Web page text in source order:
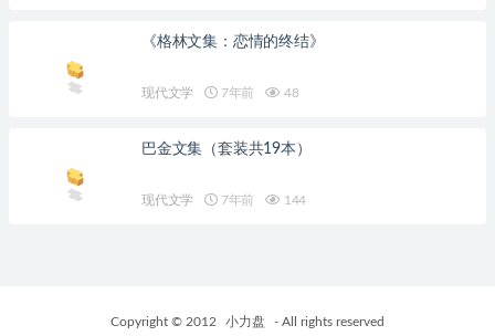
《格林文集：恋情的终结》
现代文学 7年前 48
巴金文集（套装共19本）
现代文学 7年前 144
Copyright © 2012 小力盘 - All rights reserved